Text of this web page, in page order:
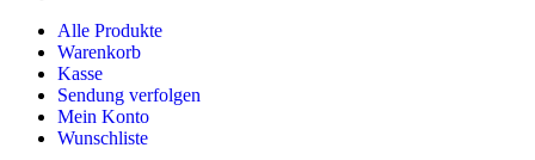
Alle Produkte
Warenkorb
Kasse
Sendung verfolgen
Mein Konto
Wunschliste